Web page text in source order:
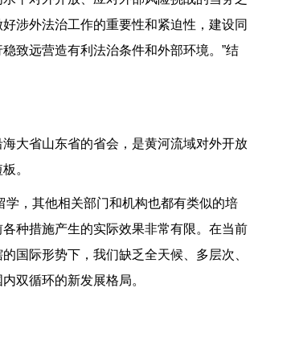
涉外法治工作的重要性和紧迫性，建设同
致远营造有利法治条件和外部环境。”结
大省山东省的省会，是黄河流域对外开放
。
，其他相关部门和机构也都有类似的培
种措施产生的实际效果非常有限。在当前
国际形势下，我们缺乏全天候、多层次、
双循环的新发展格局。